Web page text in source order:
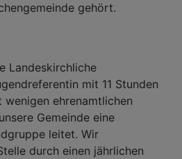
gehört.
Landeskirchliche
mit 11 Stunden
ehrenamtlichen
Gemeinde eine
leitet. Wir
durch einen jährlichen